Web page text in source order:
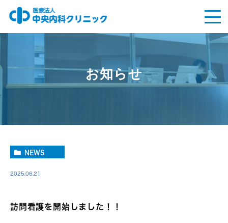
お知らせ
NEWS
2025.06.21
訪問看護を開始しました！！